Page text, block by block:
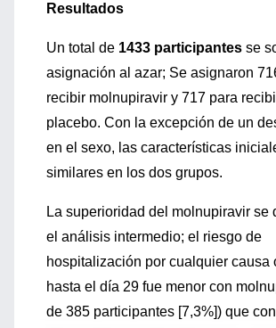
Resultados
Un total de 1433 participantes se
asignación al azar; Se asignaron
recibir molnupiravir y 717 para
placebo. Con la excepción de un
en el sexo, las características
similares en los dos grupos.
La superioridad del molnupiravir se
el análisis intermedio; el riesgo de
hospitalización por cualquier causa
hasta el día 29 fue menor con
de 385 participantes [7,3%]) que